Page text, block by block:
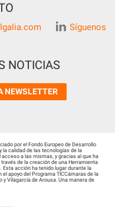
Síguenos
NOTICIAS
NEWSLETTER
por el Fondo Europeo de Desarrollo
la calidad de las tecnologías de la
a las mismas, y gracias al que ha
de la creación de una Herramienta
Esta acción ha tenido lugar durante la
apoyo del Programa TICCámaras de la
y Vilagarcía de Arousa. Una manera de